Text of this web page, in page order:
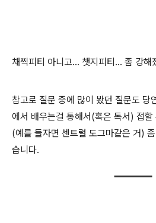
채찍피티 아니고… 챗지피티… 좀 강해
참고로 질문 중에 많이 봤던 질문도 당
에서 배우는걸 통해서(혹은 독서) 접
(예를 들자면 센트럴 도그마같은 거)
습니다.